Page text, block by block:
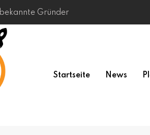
bekannte Gründer
Startseite News